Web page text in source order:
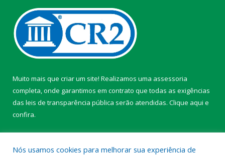
Muito mais que criar um site! Realizamos uma assessoria
completa, onde garantimos em contrato que todas as exigências
das leis de transparência pública serão atendidas. Clique aqui e
confira.
Nós usamos cookies para melhorar sua experiência de